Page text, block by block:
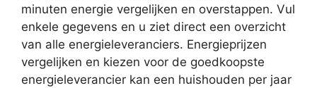
minuten energie vergelijken en overstappen. Vul
enkele gegevens en u ziet direct een overzicht
van alle energieleveranciers. Energieprijzen
vergelijken en kiezen voor de goedkoopste
energieleverancier kan een huishouden per jaar